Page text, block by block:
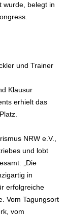
wurde, belegt in
und Trainer
Klausur
erhielt das
NRW e.V.,
und lobt
„Die
in
erfolgreiche
Vom Tagungsort
vom